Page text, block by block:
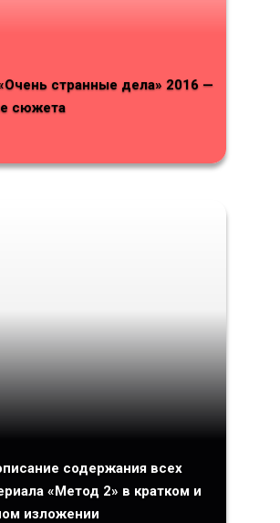
странные дела» 2016 —
сюжета
содержания всех
«Метод 2» в кратком и
изложении